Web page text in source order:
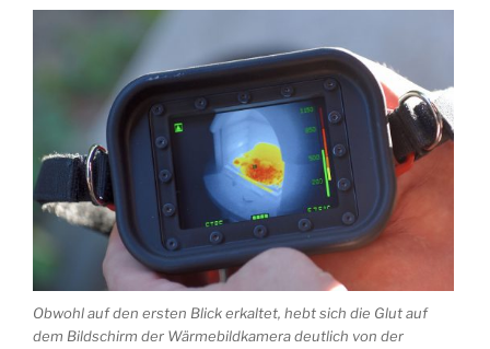
Obwohl auf den ersten Blick erkaltet, hebt sich die Glut auf
dem Bildschirm der Wärmebildkamera deutlich von der